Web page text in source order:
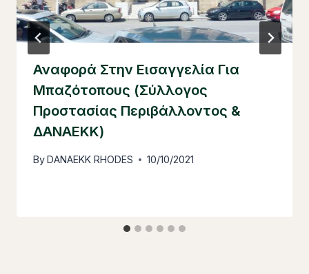
Αναφορά Στην Εισαγγελία Για
Μπαζότοπους (Σύλλογος
Προστασίας Περιβάλλοντος &
ΔΑΝΑΕΚΚ)
ByDANAEKK RHODES 10/10/2021